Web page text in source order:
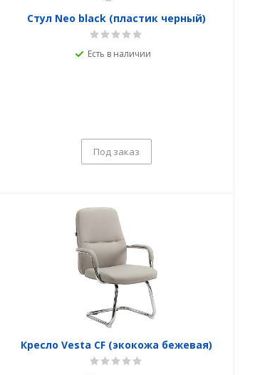
Стул Neo black (пластик черный)
Есть в наличии
Под заказ
Кресло Vesta CF (экокожа бежевая)